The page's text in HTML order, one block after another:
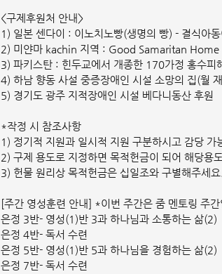
<구제후원처 안내>
1) 일본 센다이 : 이노치노빵(생명의 빵) - 결식아
2) 미얀마 kachin 지역 : Good Samaritan Home
3) 파키스탄 : 힌두교에서 개종한 170가정 홍수피
4) 하남 향동 사설 중증장애인 시설 소망의 집(월
5) 경기도 광주 지적장애인 시설 베다니동산 후원
*작정 시 참조사항
1) 정기적 지원과 일시적 지원 구분하시고 감당 가
2) 구제 용도로 지정하면 목적헌금이 되어 해당용
3) 헌물 원리상 목적헌금은 십일조와 구별해주세요.
[주간 영성훈련 안내] *이번 주간은 줌 멘토링 주
은정 3반- 영성(1)반 3과 하나님과 소통하는 삶(2)
은정 4반- 독서 수련
은정 5반- 영성(1)반 5과 하나님을 경험하는 삶(2)
은정 7반- 독서 수련